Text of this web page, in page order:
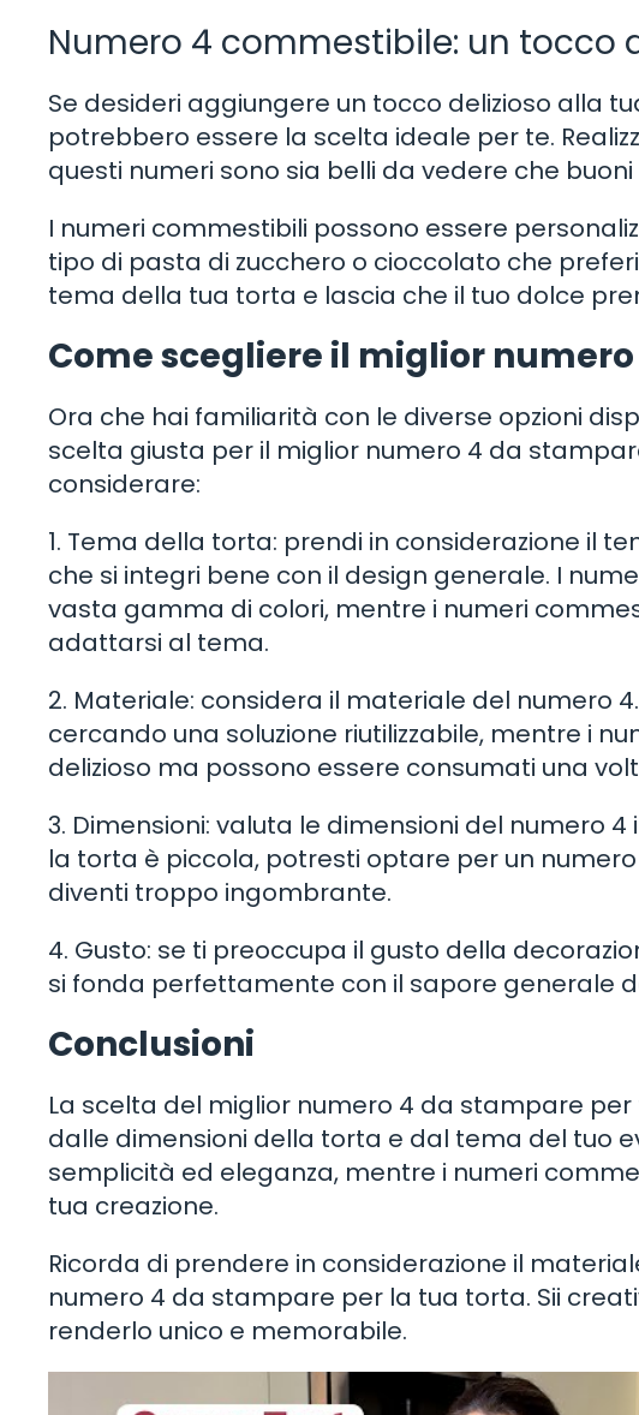
Numero 4 commestibile: un tocco
Se desideri aggiungere un tocco delizioso alla
potrebbero essere la scelta ideale per te.
questi numeri sono sia belli da vedere che
I numeri commestibili possono essere
tipo di pasta di zucchero o cioccolato che
tema della tua torta e lascia che il tuo dolce
Come scegliere il miglior
Ora che hai familiarità con le diverse opzioni
scelta giusta per il miglior numero 4 da
considerare:
1. Tema della torta: prendi in considerazione il
che si integri bene con il design generale. I
vasta gamma di colori, mentre i numeri
adattarsi al tema.
2. Materiale: considera il materiale del numero
cercando una soluzione riutilizzabile, mentre i
delizioso ma possono essere consumati una
3. Dimensioni: valuta le dimensioni del numero
la torta è piccola, potresti optare per un
diventi troppo ingombrante.
4. Gusto: se ti preoccupa il gusto della
si fonda perfettamente con il sapore generale
Conclusioni
La scelta del miglior numero 4 da stampare
dalle dimensioni della torta e dal tema del tuo
semplicità ed eleganza, mentre i numeri
tua creazione.
Ricorda di prendere in considerazione il
numero 4 da stampare per la tua torta. Sii
renderlo unico e memorabile.